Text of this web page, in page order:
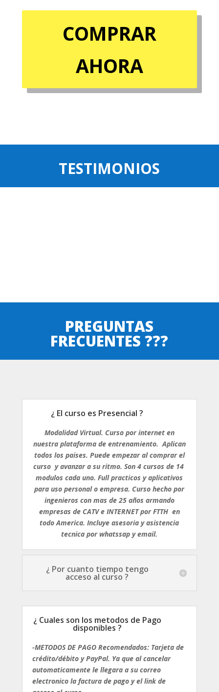
COMPRAR
AHORA
TESTIMONIOS
PREGUNTAS
FRECUENTES ???
¿ El curso es Presencial ?
Modalidad Virtual. Curso por internet en
nuestra plataforma de entrenamiento. Aplican
todos los paises. Puede empezar al comprar el
curso y avanzar a su ritmo. Son 4 cursos de 14
modulos cada uno. Full practicos y aplicativos
para uso personal o empresa. Curso hecho por
ingenieros con mas de 25 años armando
empresas de CATV e INTERNET por FTTH en
todo America. Incluye asesoria y asistencia
tecnica por whatssap y email.
¿ Por cuanto tiempo tengo
acceso al curso ?
¿ Cuales son los metodos de Pago
disponibles ?
-METODOS DE PAGO Recomendados: Tarjeta de
crédito/débito y PayPal. Ya que al cancelar
automaticamente le llegara a su correo
electronico la factura de pago y el link de